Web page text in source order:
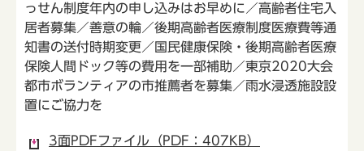
っせん制度年内の申し込みはお早めに／高齢者住宅入
居者募集／善意の輪／後期高齢者医療制度医療費等通
知書の送付時期変更／国民健康保険・後期高齢者医療
保険人間ドック等の費用を一部補助／東京2020大会
都市ボランティアの市推薦者を募集／雨水浸透施設設
置にご協力を
3面PDFファイル（PDF：407KB）